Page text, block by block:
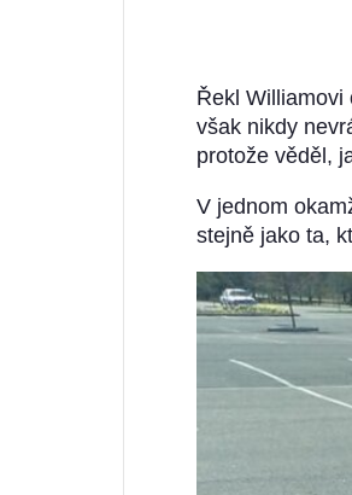
Řekl Williamovi
však nikdy
protože věděl,
V jednom
stejně jako ta,